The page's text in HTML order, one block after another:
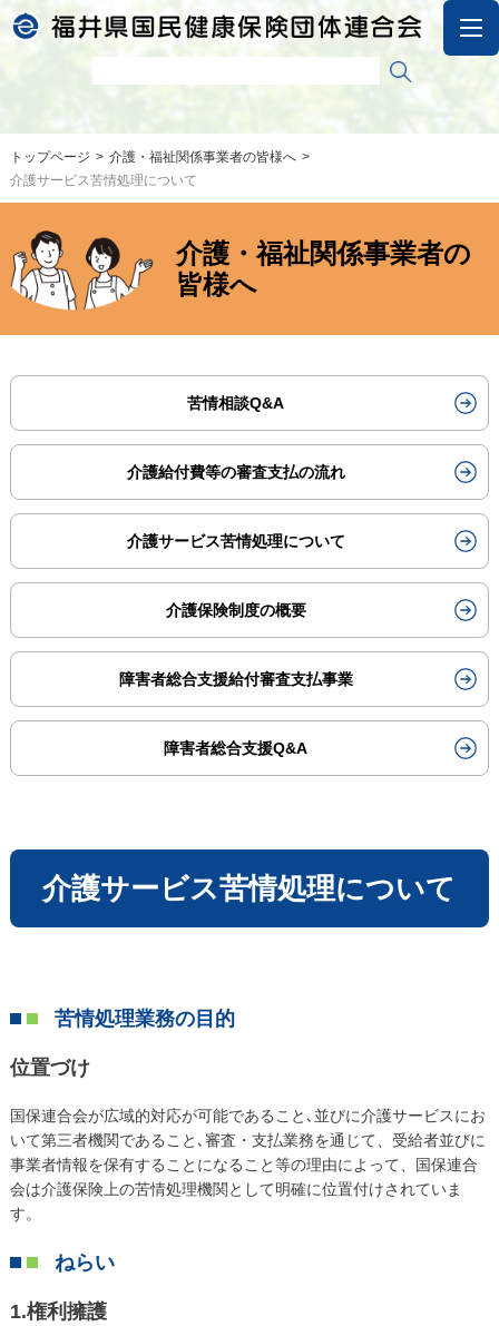
トップページ
介護・福祉関係事業者の皆様へ
介護サービス苦情処理について
介護・福祉関係事業者の
皆様へ
苦情相談Q&A
介護給付費等の審査支払の流れ
介護サービス苦情処理について
介護保険制度の概要
障害者総合支援給付審査支払事業
障害者総合支援Q&A
介護サービス苦情処理について
苦情処理業務の目的
位置づけ
国保連合会が広域的対応が可能であること､並びに介護サービスにお
いて第三者機関であること､審査・支払業務を通じて、受給者並びに
事業者情報を保有することになること等の理由によって、国保連合
会は介護保険上の苦情処理機関として明確に位置付けされていま
す。
ねらい
1.権利擁護